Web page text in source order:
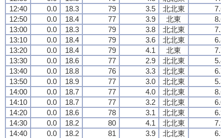
12:40
0.0 18.3 79 3.5 北北東
12:50
0.0 18.4 77 3.9 北東
13:00
0.0 18.3 79 3.8 北北東
13:10
0.0 18.4 79 3.6 北北東
13:20
0.0 18.4 79 4.1 北東
13:30
0.0 18.6 77 2.9 北北東
13:40
0.0 18.8 76 3.3 北北東
13:50
0.0 18.9 77 3.0 北北東
14:00
0.0 18.7 77 4.0 北北東
14:10
0.0 18.7 77 3.2 北北東
14:20
0.0 18.6 78 3.1 北北東
14:30
0.0 18.2 80 4.1 北北東
14:40
0.0 18.2 81 3.9 北北東